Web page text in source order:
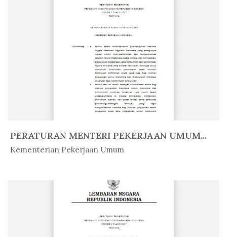
PERATURAN MENTERI PEKERJAAN UMUM...
Kementerian Pekerjaan Umum
In Peratur...